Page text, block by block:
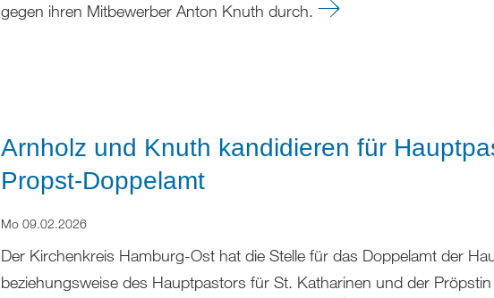
gegen ihren Mitbewerber Anton Knuth durch.
Arnholz und Knuth kandidieren für
Propst-Doppelamt
Mo 09.02.2026
Der Kirchenkreis Hamburg-Ost hat die Stelle für das Doppelamt der
beziehungsweise des Hauptpastors für St. Katharinen und der